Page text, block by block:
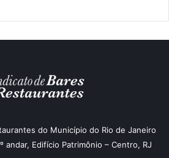
do Município do Rio de Janeiro
andar, Edifício Patrimônio – Centro, RJ